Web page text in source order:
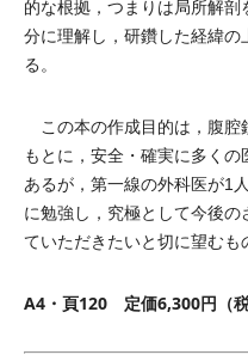
的な根拠，つまりは局所解
分に理解し，研鑽した経緯
る。
この本の作成目的は，腹腔
もとに，安全・確実に多く
あるが，第一線の外科医が1
に勉強し，究極として今後
ていただきたいと切に望むも
A4・頁120 定価6,300円（